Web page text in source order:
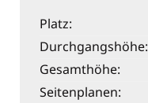
Platz:
Durchgangshöhe:
Gesamthöhe:
Seitenplanen: